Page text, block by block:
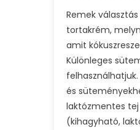
Remek
tortakrém,
amit
Különleges
és
laktózmentes tej
(kihagyható,